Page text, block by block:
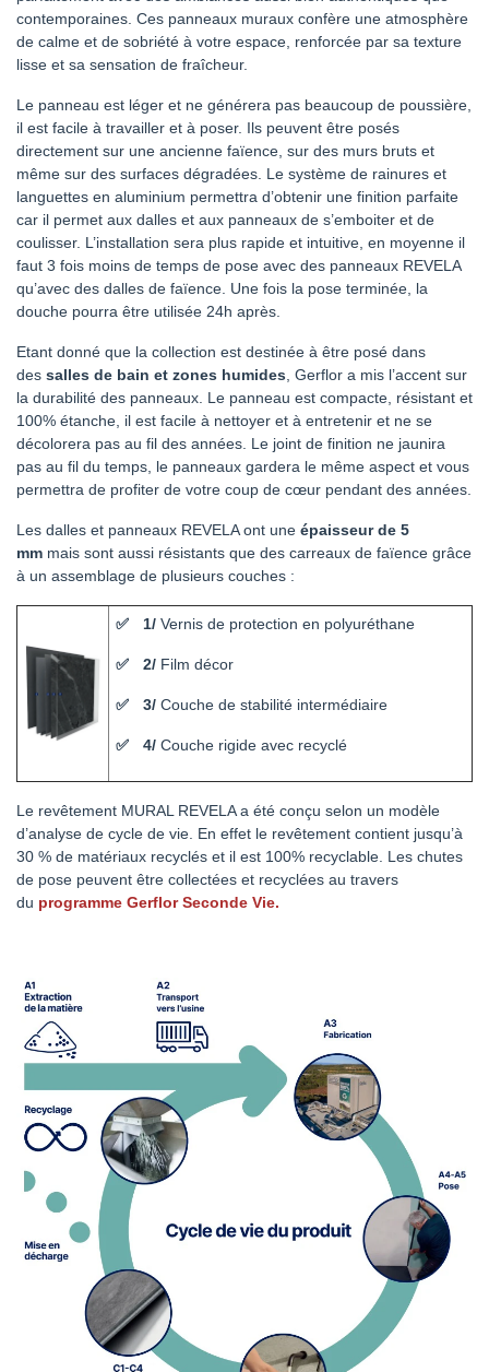
contemporaines. Ces panneaux muraux confère une atmosphère
de calme et de sobriété à votre espace, renforcée par sa texture
lisse et sa sensation de fraîcheur.
Le panneau est léger et ne générera pas beaucoup de poussière,
il est facile à travailler et à poser. Ils peuvent être posés
directement sur une ancienne faïence, sur des murs bruts et
même sur des surfaces dégradées. Le système de rainures et
languettes en aluminium permettra d’obtenir une finition parfaite
car il permet aux dalles et aux panneaux de s’emboiter et de
coulisser. L’installation sera plus rapide et intuitive, en moyenne il
faut 3 fois moins de temps de pose avec des panneaux REVELA
qu’avec des dalles de faïence. Une fois la pose terminée, la
douche pourra être utilisée 24h après.
Etant donné que la collection est destinée à être posé dans
des salles de bain et zones humides, Gerflor a mis l’accent sur
la durabilité des panneaux. Le panneau est compacte, résistant et
100% étanche, il est facile à nettoyer et à entretenir et ne se
décolorera pas au fil des années. Le joint de finition ne jaunira
pas au fil du temps, le panneaux gardera le même aspect et vous
permettra de profiter de votre coup de cœur pendant des années.
Les dalles et panneaux REVELA ont une épaisseur de 5
mm mais sont aussi résistants que des carreaux de faïence grâce
à un assemblage de plusieurs couches :
1/ Vernis de protection en polyuréthane
2/ Film décor
3/ Couche de stabilité intermédiaire
4/ Couche rigide avec recyclé
Le revêtement MURAL REVELA a été conçu selon un modèle
d’analyse de cycle de vie. En effet le revêtement contient jusqu’à
30 % de matériaux recyclés et il est 100% recyclable. Les chutes
de pose peuvent être collectées et recyclées au travers
du programme Gerflor Seconde Vie.